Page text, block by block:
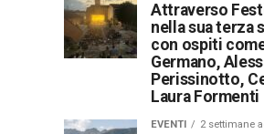
Attraverso
nella sua terza
con ospiti
Germano,
Perissinotto,
Laura Formenti
EVENTI 2 settimane